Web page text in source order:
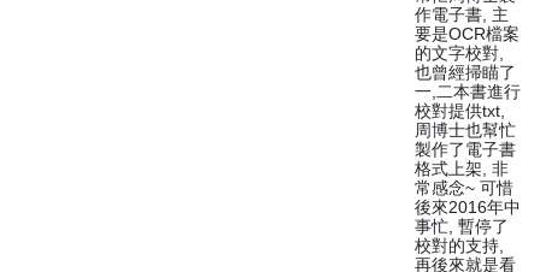
作電子書, 主
要是OCR檔案
的文字校對,
也曾經掃瞄了
一,二本書進行
校對提供txt,
周博士也幫忙
製作了電子書
格式上架, 非
常感念~ 可惜
後來2016年中
事忙, 暫停了
校對的支持,
再後來就是看